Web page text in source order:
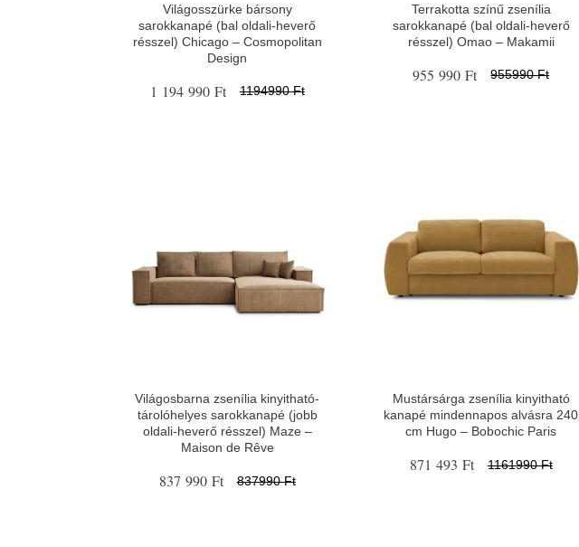
Világosszürke bársony
sarokkanapé (bal oldali-heverő
résszel) Chicago – Cosmopolitan
Design
1 194 990 Ft 1194990 Ft
Terrakotta színű zsenília
sarokkanapé (bal oldali-heverő
résszel) Omao – Makamii
955 990 Ft 955990 Ft
Világosbarna zsenília kinyitható-
tárolóhelyes sarokkanapé (jobb
oldali-heverő résszel) Maze –
Maison de Rêve
837 990 Ft 837990 Ft
Mustársárga zsenília kinyitható
kanapé mindennapos alvásra 240
cm Hugo – Bobochic Paris
871 493 Ft 1161990 Ft